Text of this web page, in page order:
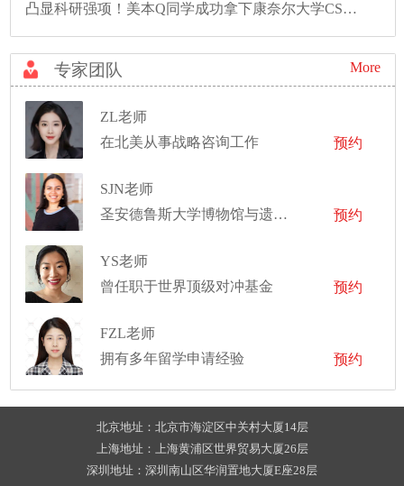
凸显科研强项！美本Q同学成功拿下康奈尔大学CS硕士录取！
专家团队 More
ZL老师
在北美从事战略咨询工作
预约
SJN老师
圣安德鲁斯大学博物馆与遗产研究硕士、埃默里大学中东、南亚研究和艺术史本科
预约
YS老师
曾任职于世界顶级对冲基金
预约
FZL老师
拥有多年留学申请经验
预约
北京地址：北京市海淀区中关村大厦14层
上海地址：上海黄浦区世界贸易大厦26层
深圳地址：深圳南山区华润置地大厦E座28层